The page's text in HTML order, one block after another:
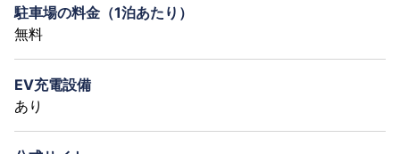
駐車場の料金（1泊あたり）
無料
EV充電設備
あり